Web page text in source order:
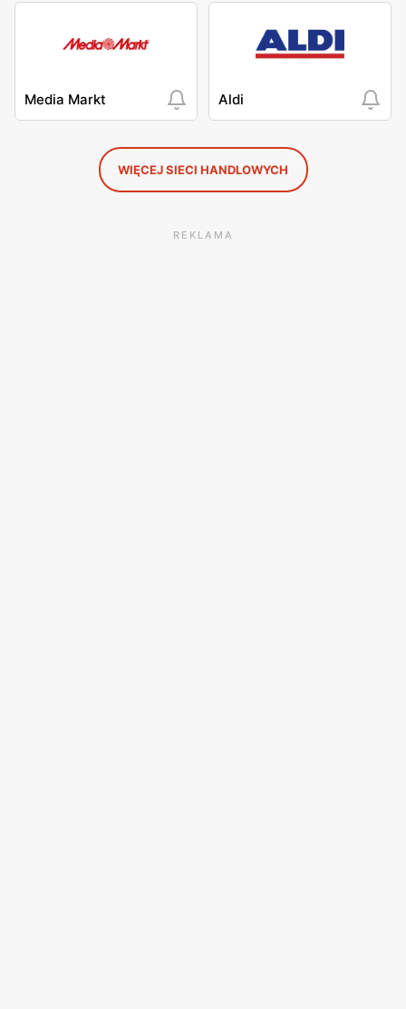
Media Markt Aldi
WIĘCEJ SIECI HANDLOWYCH
REKLAMA